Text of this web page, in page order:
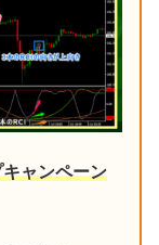
ャンペーン